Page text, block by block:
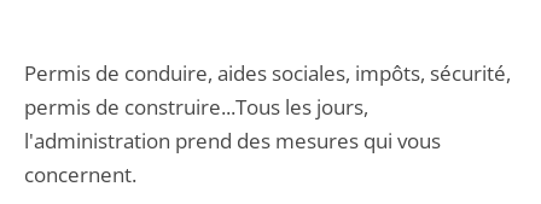
Permis de conduire, aides sociales, impôts, sécurité,
permis de construire...Tous les jours,
l'administration prend des mesures qui vous
concernent.